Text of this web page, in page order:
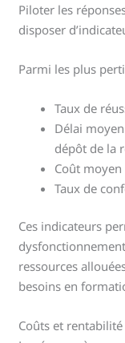
Piloter les
disposer
Parmi les plus
Taux de
Délai
dépôt de la
Coût
Taux de
Ces indicateurs
ressources
besoins en
Coûts et